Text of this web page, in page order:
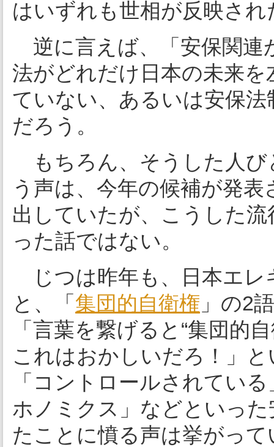
はいずれも世相が反映さ
逆に言えば、「安保関連
法がどれだけ日本の未来
ていない、あるいは安保法
だろう。
もちろん、そうした人び
う声は、今年の候補が発
出していたが、こうした
った話ではない。
じつは昨年も、日本エレ
と、「 集団的自衛権 」の2
「言葉を繋げると“集団的
これはおかしいだろ！」
「コントロールされている
ホノミクス」などといっ
たことに憤る声は挙がって